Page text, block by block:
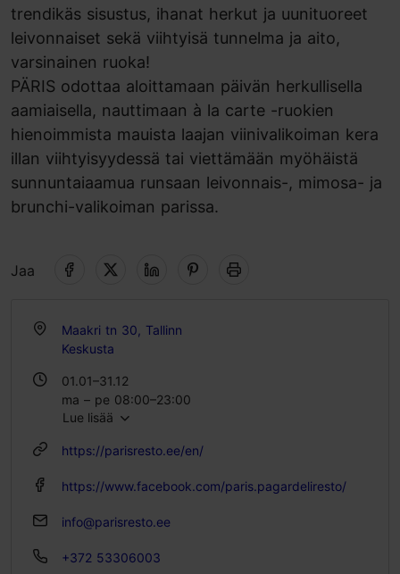
trendikäs sisustus, ihanat herkut ja uunituoreet
leivonnaiset sekä viihtyisä tunnelma ja aito,
varsinainen ruoka!
PÄRIS odottaa aloittamaan päivän herkullisella
aamiaisella, nauttimaan à la carte -ruokien
hienoimmista mauista laajan viinivalikoiman kera
illan viihtyisyydessä tai viettämään myöhäistä
sunnuntaiaamua runsaan leivonnais-, mimosa- ja
brunchi-valikoiman parissa.
Jaa
Maakri tn 30, Tallinn
Keskusta
01.01–31.12
ma – pe 08:00–23:00
la 12:00–23:00
Lue lisää
https://parisresto.ee/en/
https://www.facebook.com/paris.pagardeliresto/
info@parisresto.ee
+372 53306003